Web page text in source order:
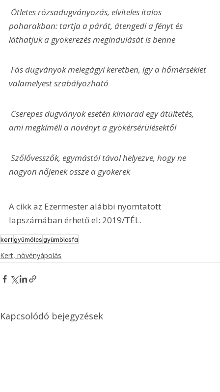
poharakban: tartja a párát, átengedi a fényt és
láthatjuk a gyökerezés megindulását is benne
Fás dugványok melegágyi keretben, így a hőmérséklet
valamelyest szabályozható
ami megkíméli a növényt a gyökérsérülésektől
Szőlővesszők, egymástól távol helyezve, hogy ne
nagyon nőjenek össze a gyökerek
A cikk az Ezermester alábbi nyomtatott
lapszámában érhető el: 2019/TÉL.
kertgyümölcsgyümölcsfa
Kert, növényápolás
Kapcsolódó bejegyzések